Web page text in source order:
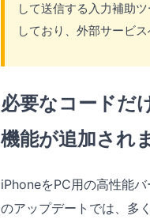
して送信する入力補助
しており、外部サービ
必要なコードだ
機能が追加され
iPhoneをPC用の高性能
のアップデートでは、多